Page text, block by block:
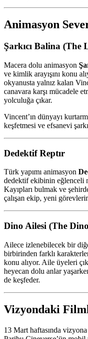
Animasyon
Şarkıcı Balina (The
Macera dolu animasyon
ve kimlik arayışını konu
okyanusta yalnız kalan
canavara karşı mücadele
yolculuğa çıkar.
Vincent’ın dünyayı
keşfetmesi ve efsanevi
Dedektif Reptır
Türk yapımı animasyon
dedektif ekibinin eğlenceli
Kayıpları bulmak ve
çalışan ekip, yeni
Dino Ailesi (The
Ailece izlenebilecek bir
birbirinden farklı
konu alıyor. Aile üyeleri
heyecan dolu anlar
de keşfeder.
Vizyondaki
13 Mart haftasında